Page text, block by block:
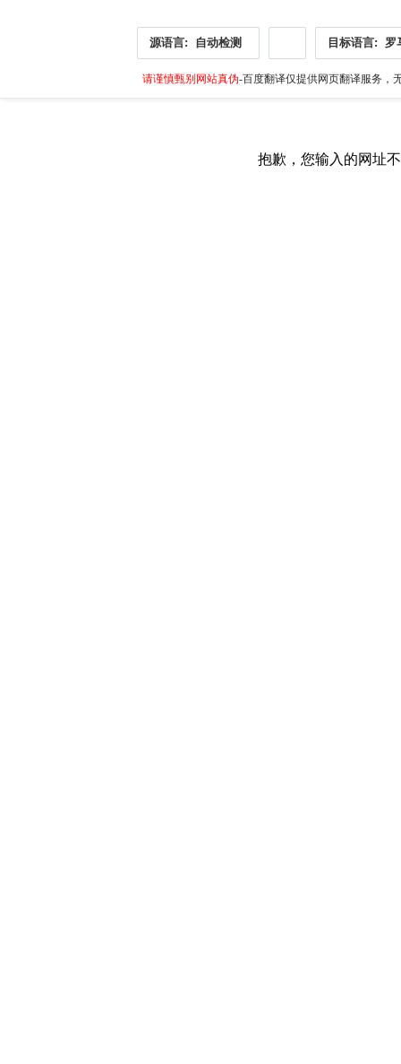
源语言: 自动检测 目标语言: 罗
请谨慎甄别网站真伪-百度翻译仅提供网页翻译服务，